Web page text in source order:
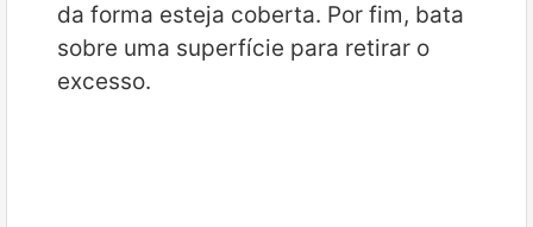
da forma esteja coberta. Por fim, bata
sobre uma superfície para retirar o
excesso.